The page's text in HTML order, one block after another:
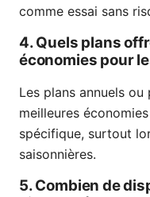
comme essai sans
4. Quels plans
économies pour
Les plans annuels
meilleures
spécifique, surtout
saisonnières.
5. Combien de